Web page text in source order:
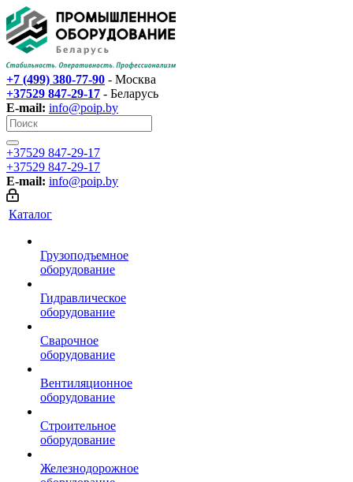
+7 (499) 380-77-90 - Москва
+37529 847-29-17‬ - Беларусь
E-mail: info@poip.by
+37529 847-29-17‬
+37529 847-29-17‬
E-mail: info@poip.by
Каталог
Грузоподъемное
оборудование
Гидравлическое
оборудование
Сварочное
оборудование
Вентиляционное
оборудование
Строительное
оборудование
Железнодорожное